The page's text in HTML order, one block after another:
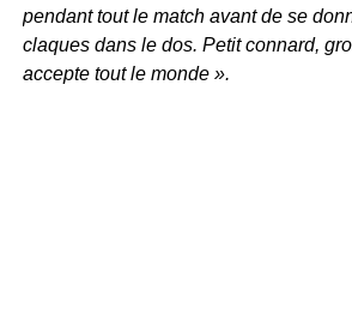
pendant tout le match avant de se
claques dans le dos. Petit connard,
accepte tout le monde ».